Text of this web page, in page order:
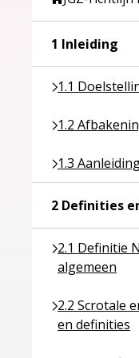
1 Inleiding
1.1
Ga naar
1.2
Ga naar
1.3
Ga naar
2 Definities
2.1 Definitie
algemeen
Ga naar
2.2 Scrotale
en definities
Ga naar